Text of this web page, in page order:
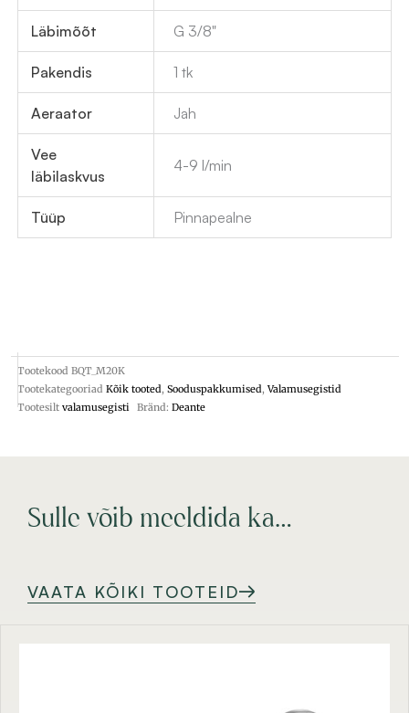
Läbimõõt G 3/8"
Pakendis 1 tk
Aeraator Jah
Vee
läbilaskvus
4-9 l/min
Tüüp Pinnapealne
Tootekood BQT_M20K
Tootekategooriad Kõik tooted, Sooduspakkumised,Valamusegistid
Tootesilt valamusegisti Bränd: Deante
Sulle võib meeldida ka…
VAATA KÕIKI TOOTEID